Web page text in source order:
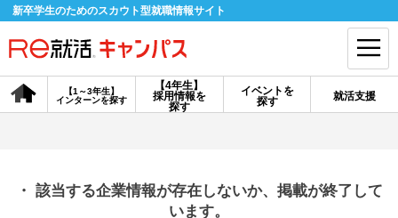
新卒学生のためのスカウト型就職情報サイト
【4年生】
採用情報を
探す
【1～3年生】
インターンを探す
イベントを
探す
就活支援
会員登録 ログイン
探す
・ 該当する企業情報が存在しないか、掲載が終了して
います。